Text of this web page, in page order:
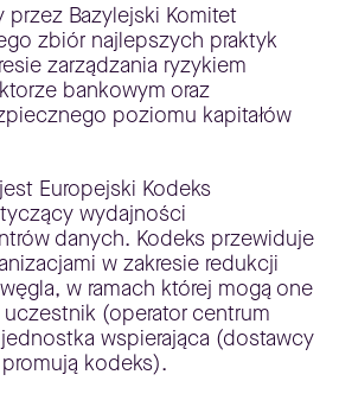
przez Bazylejski Komitet
zbiór najlepszych praktyk
zarządzania ryzykiem
bankowym oraz
poziomu kapitałów
Europejski Kodeks
wydajności
danych. Kodeks przewiduje
w zakresie redukcji
w ramach której mogą one
(operator centrum
wspierająca (dostawcy
kodeks).